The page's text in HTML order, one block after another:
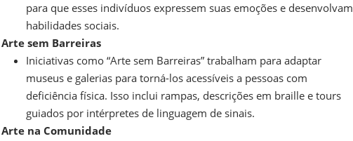
para que esses indivíduos expressem suas emoções e desenvolvam
habilidades sociais.
Arte sem Barreiras
Iniciativas como “Arte sem Barreiras” trabalham para adaptar
museus e galerias para torná-los acessíveis a pessoas com
deficiência física. Isso inclui rampas, descrições em braille e tours
guiados por intérpretes de linguagem de sinais.
Arte na Comunidade